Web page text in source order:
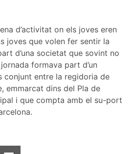
d’activitat on els joves eren
joves que volen fer sentir la
d’una societat que sovint no
formava part d’un
conjunt entre la regidoria de
emmarcat dins del Pla de
i que compta amb el su-port